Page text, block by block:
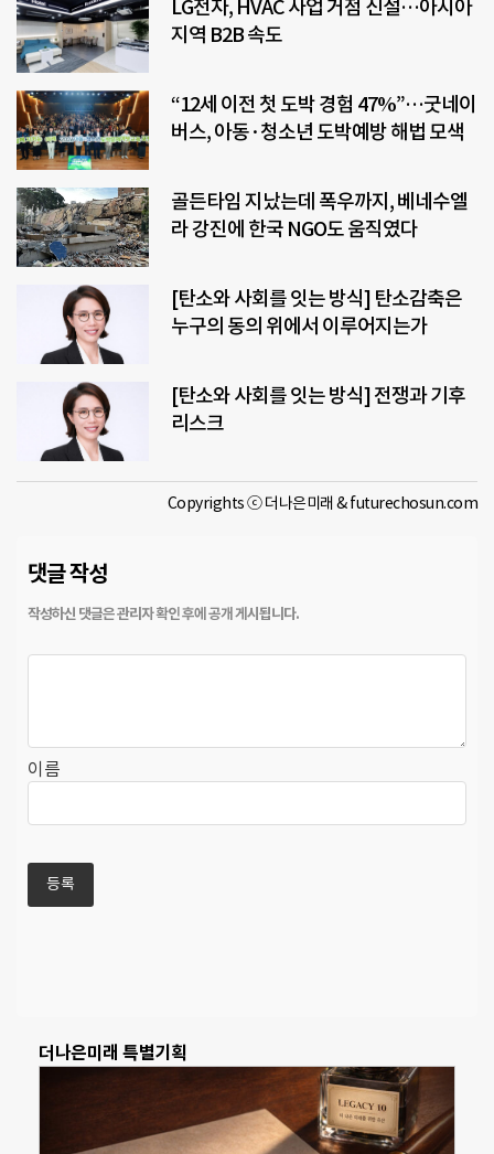
LG전자, HVAC 사업 거점 신설…아시아
지역 B2B 속도
“12세 이전 첫 도박 경험 47%”…굿네이
버스, 아동·청소년 도박예방 해법 모색
골든타임 지났는데 폭우까지, 베네수엘
라 강진에 한국 NGO도 움직였다
[탄소와 사회를 잇는 방식] 탄소감축은
누구의 동의 위에서 이루어지는가
[탄소와 사회를 잇는 방식] 전쟁과 기후
리스크
Copyrights ⓒ 더나은미래 & futurechosun.com
댓글 작성
이름
더나은미래 특별기획